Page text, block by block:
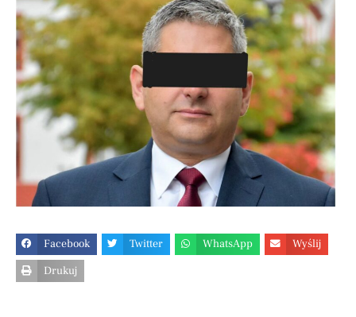
Facebook Twitter WhatsApp
Wyślij
Drukuj